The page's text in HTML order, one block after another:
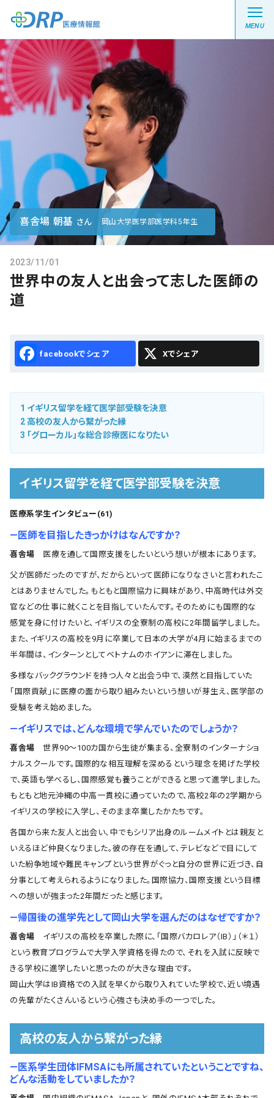
MENU
最新の注目記事
栄養健康レシピ
医療系学生記事
健康川柳
DRP医療情報館とは?
会社概要
お知らせ
喜舎場 朝基 さん 岡山大学医学部医学科5年生
2023/11/01
世界中の友人と出会って志した医師の
道
Facebook X
1 イギリス留学を経て医学部受験を決意
2 高校の友人から繋がった縁
3 「グローカル」な総合診療医になりたい
イギリス留学を経て医学部受験を決意
医療系学生インタビュー(61)
―医師を目指したきっかけはなんですか？
喜舎場 医療を通して国際支援をしたいという想いが根本にあります。
父が医師だったのですが、だからといって医師になりなさいと言われたこ
とはありませんでした。もともと国際協力に興味があり、中高時代は外交
官などの仕事に就くことを目指していたんです。そのためにも国際的な
感覚を身に付けたいと、イギリスの全寮制の高校に2年間留学しました。
また、イギリスの高校を9月に卒業して日本の大学が4月に始まるまでの
半年間は、インターンとしてベトナムのホイアンに滞在しました。
多様なバックグラウンドを持つ人々と出会う中で、漠然と目指していた
「国際貢献」に医療の面から取り組みたいという想いが芽生え、医学部の
受験を考え始めました。
―イギリスでは、どんな環境で学んでいたのでしょうか？
喜舎場 世界90～100カ国から生徒が集まる、全寮制のインターナショ
ナルスクールです。国際的な相互理解を深めるという理念を掲げた学校
で、英語も学べるし、国際感覚も養うことができると思って進学しました。
もともと地元沖縄の中高一貫校に通っていたので、高校2年の2学期から
イギリスの学校に入学し、そのまま卒業したかたちです。
各国から来た友人と出会い、中でもシリア出身のルームメイトとは親友と
いえるほど仲良くなりました。彼の存在を通して、テレビなどで目にして
いた紛争地域や難民キャンプという世界がぐっと自分の世界に近づき、自
分事として考えられるようになりました。国際協力、国際支援という目標
への想いが強まった2年間だったと感じます。
―帰国後の進学先として岡山大学を選んだのはなぜですか？
喜舎場 イギリスの高校を卒業した際に、「国際バカロレア（IB）」（＊１）
という教育プログラムで大学入学資格を得たので、それを入試に反映で
きる学校に進学したいと思ったのが大きな理由です。
岡山大学はIB資格での入試を早くから取り入れていた学校で、近い境遇
の先輩がたくさんいるという心強さも決め手の一つでした。
高校の友人から繋がった縁
―医系学生団体IFMSAにも所属されていたということですね、
どんな活動をしていましたか？